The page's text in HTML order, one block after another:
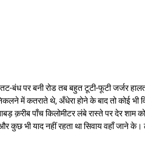
बंध पर बनी रोड तब बहुत टूटी-फूटी जर्जर
में कतराते थे, अँधेरा होने के बाद तो कोई भी
क़रीब पाँच किलोमीटर लंबे रास्ते पर देर शाम
कुछ भी याद नहीं रहता था सिवाय वहाँ जाने के।